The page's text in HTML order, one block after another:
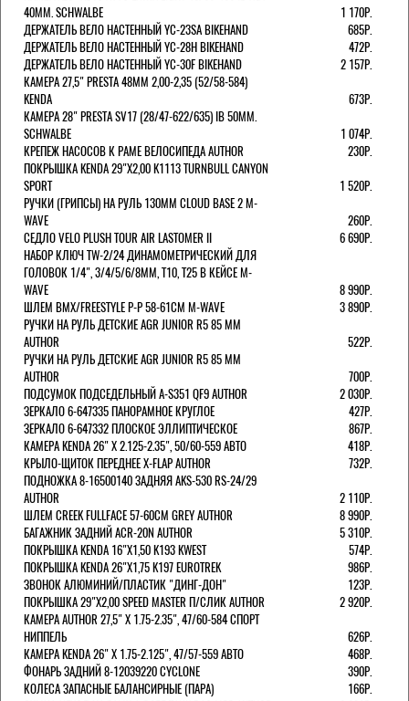
40MM. SCHWALBE
1 170Р.
ДЕРЖАТЕЛЬ ВЕЛО НАСТЕННЫЙ YC-23SA BIKEHAND
685Р.
ДЕРЖАТЕЛЬ ВЕЛО НАСТЕННЫЙ YC-28H BIKEHAND
472Р.
ДЕРЖАТЕЛЬ ВЕЛО НАСТЕННЫЙ YC-30F BIKEHAND
2 157Р.
КАМЕРА 27,5" PRESTA 48ММ 2,00-2,35 (52/58-584)
KENDA
673Р.
КАМЕРА 28" PRESTA SV17 (28/47-622/635) IB 50MM.
SCHWALBE
1 074Р.
КРЕПЕЖ НАСОСОВ К РАМЕ ВЕЛОСИПЕДА AUTHOR
230Р.
ПОКРЫШКА KENDA 29"Х2,00 K1113 TURNBULL CANYON
SPORT
1 520Р.
РУЧКИ (ГРИПСЫ) НА РУЛЬ 130ММ CLOUD BASE 2 M-
WAVE
260Р.
СЕДЛО VELO PLUSH TOUR AIR LASTOMER II
6 690Р.
НАБОР КЛЮЧ TW-2/24 ДИНАМОМЕТРИЧЕСКИЙ ДЛЯ
ГОЛОВОК 1/4", 3/4/5/6/8ММ, T10, T25 В КЕЙСЕ M-
WAVE
8 990Р.
ШЛЕМ ВМХ/FREESTYLE Р-Р 58-61СМ M-WAVE
3 890Р.
РУЧКИ НА РУЛЬ ДЕТСКИЕ AGR JUNIOR R5 85 ММ
AUTHOR
522Р.
РУЧКИ НА РУЛЬ ДЕТСКИЕ AGR JUNIOR R5 85 ММ
AUTHOR
700Р.
ПОДСУМОК ПОДСЕДЕЛЬНЫЙ A-S351 QF9 AUTHOR
2 030Р.
ЗЕРКАЛО 6-647335 ПАНОРАМНОЕ КРУГЛОЕ
427Р.
ЗЕРКАЛО 6-647332 ПЛОСКОЕ ЭЛЛИПТИЧЕСКОЕ
867Р.
КАМЕРА KENDA 26" Х 2.125-2.35", 50/60-559 АВТО
418Р.
КРЫЛО-ЩИТОК ПЕРЕДНЕЕ X-FLAP AUTHOR
732Р.
ПОДНОЖКА 8-16500140 ЗАДНЯЯ AKS-530 RS-24/29
AUTHOR
2 110Р.
ШЛЕМ CREEK FULLFACE 57-60СМ GREY AUTHOR
8 990Р.
БАГАЖНИК ЗАДНИЙ ACR-20N AUTHOR
5 310Р.
ПОКРЫШКА KENDA 16"Х1,50 K193 KWEST
574Р.
ПОКРЫШКА KENDA 26"Х1,75 K197 EUROTREK
986Р.
ЗВОНОК АЛЮМИНИЙ/ПЛАСТИК "ДИНГ-ДОН"
123Р.
ПОКРЫШКА 29"Х2,00 SPEED MASTER П/СЛИК AUTHOR
2 920Р.
КАМЕРА AUTHOR 27,5" Х 1.75-2.35", 47/60-584 СПОРТ
НИППЕЛЬ
626Р.
КАМЕРА KENDA 26" Х 1.75-2.125", 47/57-559 АВТО
468Р.
ФОНАРЬ ЗАДНИЙ 8-12039220 CYCLONE
390Р.
КОЛЕСА ЗАПАСНЫЕ БАЛАНСИРНЫЕ (ПАРА)
166Р.